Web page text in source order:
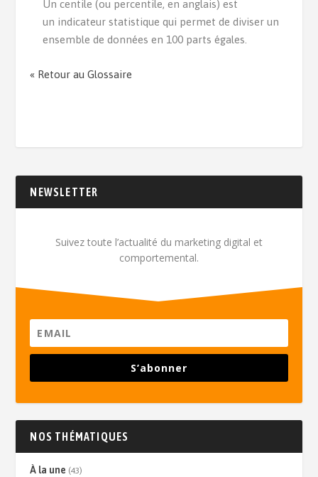
Un centile (ou percentile, en anglais) est
un indicateur statistique qui permet de diviser un
ensemble de données en 100 parts égales.
« Retour au Glossaire
NEWSLETTER
Suivez toute l’actualité du marketing digital et
comportemental.
S’abonner
NOS THÉMATIQUES
À la une (43)